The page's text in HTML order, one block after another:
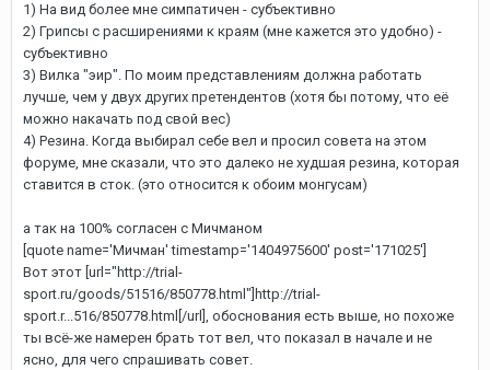
1) На вид более мне симпатичен - субъективно
2) Грипсы с расширениями к краям (мне кажется это удобно) -
субъективно
3) Вилка "эир". По моим представлениям должна работать
лучше, чем у двух других претендентов (хотя бы потому, что её
можно накачать под свой вес)
4) Резина. Когда выбирал себе вел и просил совета на этом
форуме, мне сказали, что это далеко не худшая резина, которая
ставится в сток. (это относится к обоим монгусам)
а так на 100% согласен с Мичманом
[quote name='Мичман' timestamp='1404975600' post='171025']
Вот этот [url="http://trial-
sport.ru/goods/51516/850778.html"]http://trial-
sport.r...516/850778.html[/url], обоснования есть выше, но похоже
ты всё-же намерен брать тот вел, что показал в начале и не
ясно, для чего спрашивать совет.